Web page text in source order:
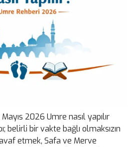
2026 Umre nasıl yapılır
belirli bir vakte bağlı olmaksızın
etmek, Safa ve Merve